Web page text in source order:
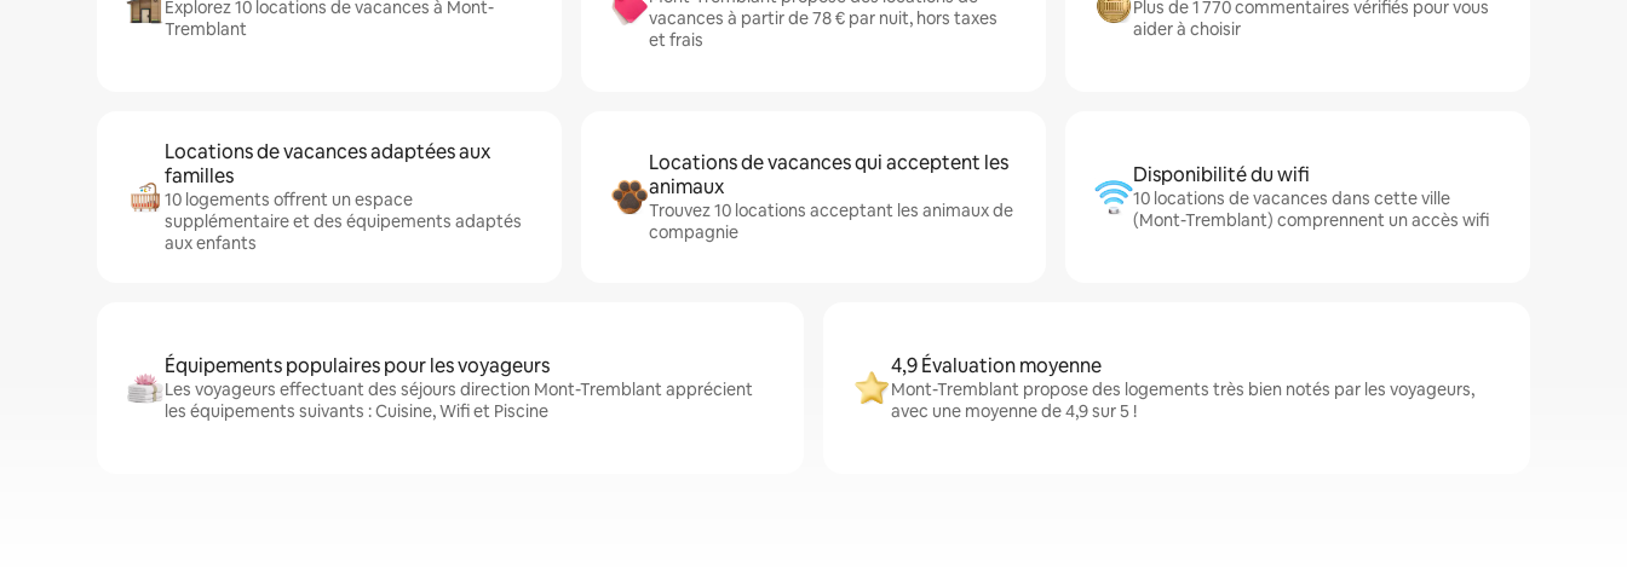
Explorez 10 locations de vacances à Mont-
Tremblant
vacances à partir de 78 € par nuit, hors taxes
et frais
Plus de 1 770 commentaires vérifiés pour vous
aider à choisir
Locations de vacances adaptées aux
familles
10 logements offrent un espace
supplémentaire et des équipements adaptés
aux enfants
Locations de vacances qui acceptent les
animaux
Trouvez 10 locations acceptant les animaux de
compagnie
Disponibilité du wifi
10 locations de vacances dans cette ville
(Mont-Tremblant) comprennent un accès wifi
Équipements populaires pour les voyageurs
Les voyageurs effectuant des séjours direction Mont-Tremblant apprécient
les équipements suivants : Cuisine, Wifi et Piscine
4,9 Évaluation moyenne
Mont-Tremblant propose des logements très bien notés par les voyageurs,
avec une moyenne de 4,9 sur 5 !